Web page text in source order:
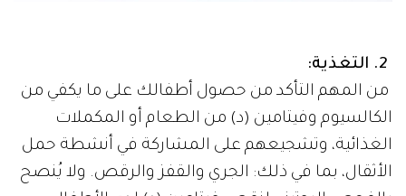
من المهم التأكد من حصول أطفالك على ما يكفي من
الكالسيوم وفيتامين (د) من الطعام أو المكملات
الغذائية، وتشجيعهم على المشاركة في أنشطة حمل
الأثقال، بما في ذلك: الجري والقفز والرقص. ولا يُنصح